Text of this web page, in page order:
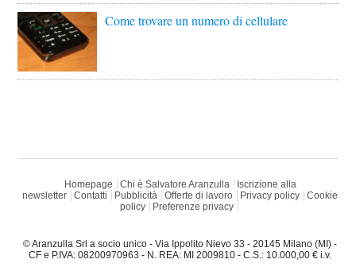
Come trovare un numero di cellulare
Homepage Chi è Salvatore Aranzulla
Iscrizione alla
newsletter
Contatti Pubblicità Offerte di lavoro Privacy policy
Cookie
policy
Preferenze privacy
© Aranzulla Srl a socio unico - Via Ippolito Nievo 33 - 20145 Milano (MI) -
CF e P.IVA: 08200970963 - N. REA: MI 2009810 - C.S.: 10.000,00 € i.v.